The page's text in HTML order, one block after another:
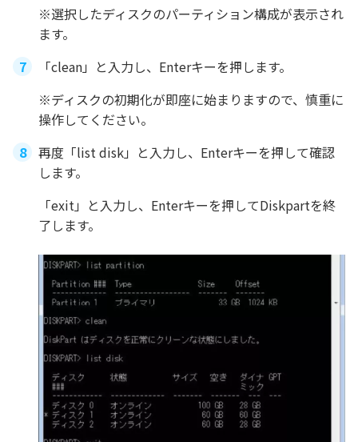
※選択したディスクのパーティション構成が表示され
ます。
「clean」と入力し、Enterキーを押します。
※ディスクの初期化が即座に始まりますので、慎重に
操作してください。
再度「list disk」と入力し、Enterキーを押して確認
します。
「exit」と入力し、Enterキーを押してDiskpartを終
了します。